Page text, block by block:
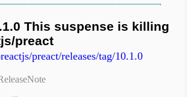
This suspense is killing
preact
preact/releases/tag/10.1.0